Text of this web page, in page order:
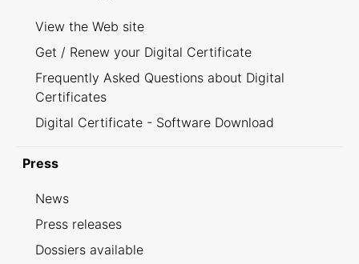
View the Web site
Get / Renew your Digital Certificate
Frequently Asked Questions about Digital
Certificates
Digital Certificate - Software Download
Press
News
Press releases
Dossiers available